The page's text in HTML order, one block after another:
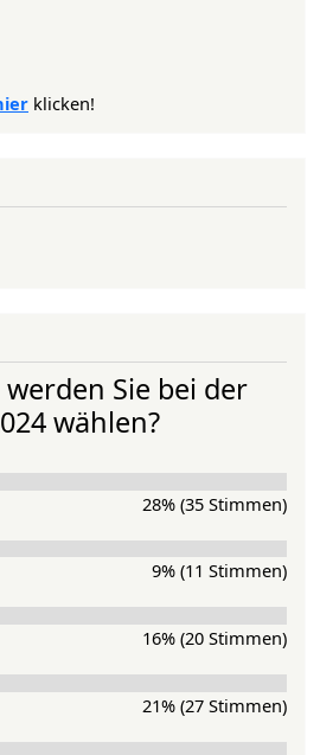
klicken!
Sie bei der
wählen?
28% (35 Stimmen)
9% (11 Stimmen)
16% (20 Stimmen)
21% (27 Stimmen)